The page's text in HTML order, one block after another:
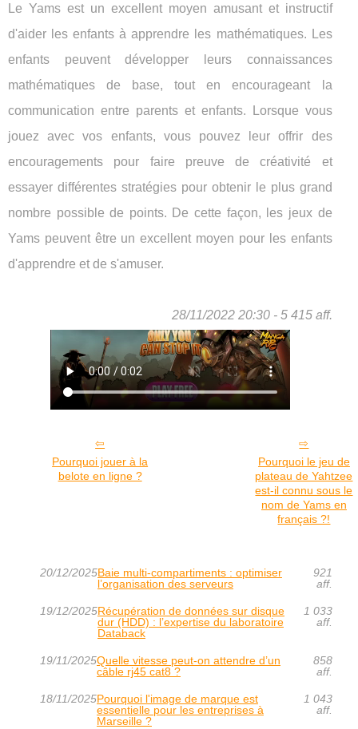
Le Yams est un excellent moyen amusant et instructif
d'aider les enfants à apprendre les mathématiques. Les
enfants peuvent développer leurs connaissances
mathématiques de base, tout en encourageant la
communication entre parents et enfants. Lorsque vous
jouez avec vos enfants, vous pouvez leur offrir des
encouragements pour faire preuve de créativité et
essayer différentes stratégies pour obtenir le plus grand
nombre possible de points. De cette façon, les jeux de
Yams peuvent être un excellent moyen pour les enfants
d'apprendre et de s'amuser.
28/11/2022 20:30 - 5 415 aff.
Pourquoi jouer à la
belote en ligne ?
Pourquoi le jeu de
plateau de Yahtzee
est-il connu sous le
nom de Yams en
français ?!
20/12/2025Baie multi-compartiments : optimiser
l’organisation des serveurs
921
aff.
19/12/2025Récupération de données sur disque
dur (HDD) : l’expertise du laboratoire
Databack
1 033
aff.
19/11/2025Quelle vitesse peut-on attendre d’un
câble rj45 cat8 ?
858
aff.
18/11/2025Pourquoi l'image de marque est
essentielle pour les entreprises à
Marseille ?
1 043
aff.